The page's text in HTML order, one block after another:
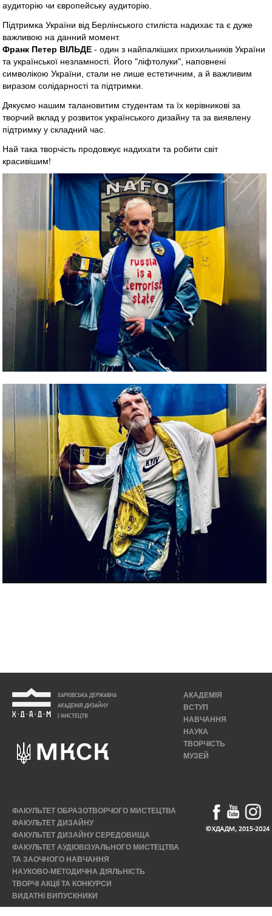
аудиторію чи європейську аудиторію.
Підтримка України від Берлінського стиліста надихає та є дуже
важливою на данний момент.
Франк Петер ВІЛЬДЕ - один з найпалкіших прихильників України
та української незламності. Його "ліфтолуки", наповнені
символікою України, стали не лише естетичним, а й важливим
виразом солідарності та підтримки.
Дякуємо нашим талановитим студентам та їх керівникові за
творчий вклад у розвиток українського дизайну та за виявлену
підтримку у складний час.
Най така творчість продовжує надихати та робити світ
красивішим!
АКАДЕМІЯ
ВСТУП
НАВЧАННЯ
НАУКА
ТВОРЧІСТЬ
МУЗЕЙ
ФАКУЛЬТЕТ ОБРАЗОТВОРЧОГО МИСТЕЦТВА
ФАКУЛЬТЕТ ДИЗАЙНУ
ФАКУЛЬТЕТ ДИЗАЙНУ СЕРЕДОВИЩА
ФАКУЛЬТЕТ АУДІОВІЗУАЛЬНОГО МИСТЕЦТВА
ТА ЗАОЧНОГО НАВЧАННЯ
НАУКОВО-МЕТОДИЧНА ДІЯЛЬНІСТЬ
ТВОРЧІ АКЦІЇ ТА КОНКУРСИ
ВИДАТНІ ВИПУСКНИКИ